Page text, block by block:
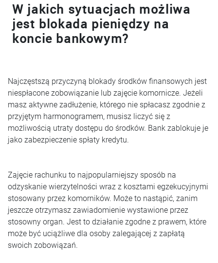
W jakich sytuacjach możliwa
jest blokada pieniędzy na
koncie bankowym?
Najczęstszą przyczyną blokady środków finansowych jest
niespłacone zobowiązanie lub zajęcie komornicze. Jeżeli
masz aktywne zadłużenie, którego nie spłacasz zgodnie z
przyjętym harmonogramem, musisz liczyć się z
możliwością utraty dostępu do środków. Bank zablokuje je
jako zabezpieczenie spłaty kredytu.
Zajęcie rachunku to najpopularniejszy sposób na
odzyskanie wierzytelności wraz z kosztami egzekucyjnymi
stosowany przez komorników. Może to nastąpić, zanim
jeszcze otrzymasz zawiadomienie wystawione przez
stosowny organ. Jest to działanie zgodne z prawem, które
może być uciążliwe dla osoby zalegającej z zapłatą
swoich zobowiązań.